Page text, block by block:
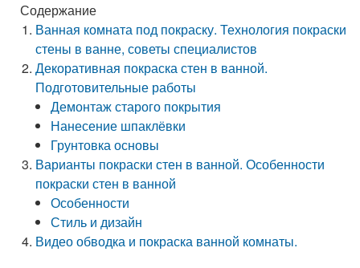
Содержание
Ванная комната под покраску. Технология покраски
стены в ванне, советы специалистов
Декоративная покраска стен в ванной.
Подготовительные работы
Демонтаж старого покрытия
Нанесение шпаклёвки
Грунтовка основы
Варианты покраски стен в ванной. Особенности
покраски стен в ванной
Особенности
Стиль и дизайн
Видео обводка и покраска ванной комнаты.